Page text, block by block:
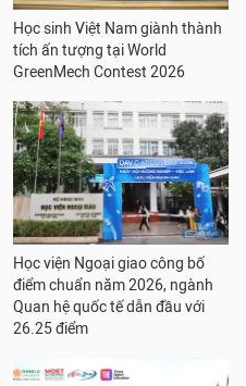
Học sinh Việt Nam giành thành
tích ấn tượng tại World
GreenMech Contest 2026
Học viện Ngoại giao công bố
điểm chuẩn năm 2026, ngành
Quan hệ quốc tế dẫn đầu với
26.25 điểm